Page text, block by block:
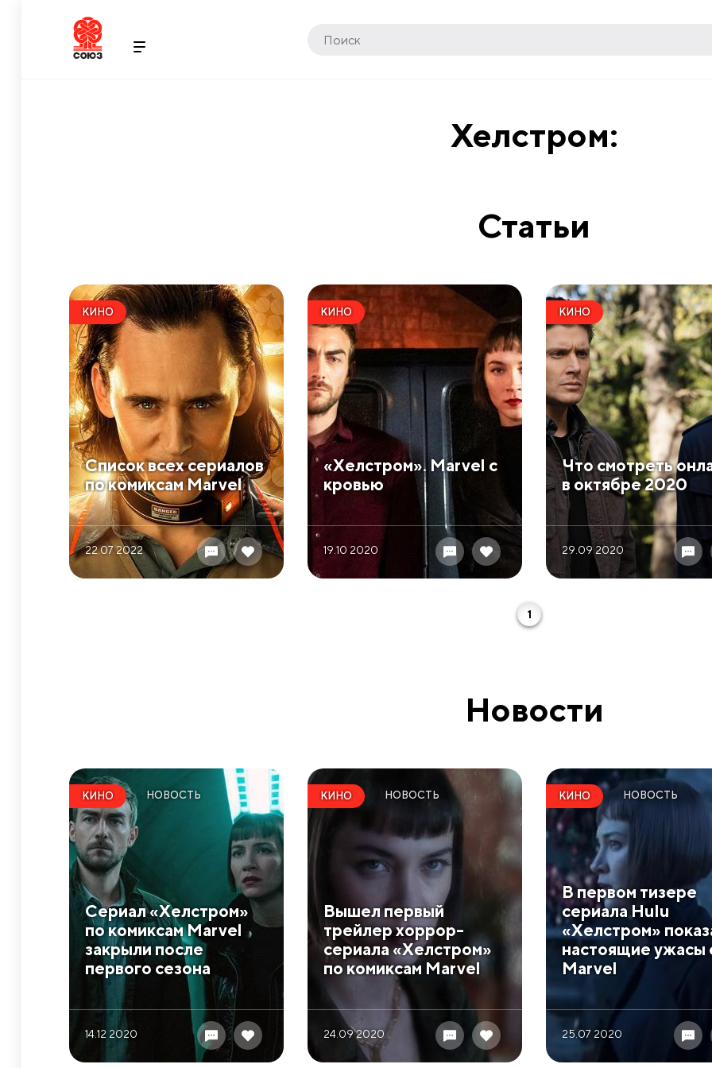
Хелстром:
Статьи
КИНО
Список всех сериалов
по комиксам Marvel
22.07 2022
КИНО
«Хелстром». Marvel с
кровью
19.10 2020
КИНО
​Что смотреть
в октябре 2020
29.09 2020
1
Новости
КИНО НОВОСТЬ
Сериал «Хелстром»
по комиксам Marvel
закрыли после
первого сезона
14.12 2020
КИНО НОВОСТЬ
Вышел первый
трейлер хоррор-
сериала «Хелстром»
по комиксам Marvel
24.09 2020
КИНО НОВОСТЬ
В первом тизере
сериала Hulu
«Хелстром»
настоящие ужасы
Marvel
25.07 2020